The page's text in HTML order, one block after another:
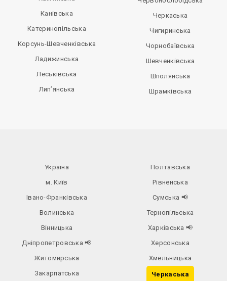
Канівська
Катеринопільська
Корсунь-Шевченківська
Ладижинська
Леськівська
Лип’янська
Черкаська
Чигиринська
Чорнобаївська
Шевченківська
Шполянська
Шрамківська
Україна
м. Київ
Івано-Франківська
Волинська
Вінницька
Дніпропетровська📢
Житомирська
Закарпатська
Полтавська
Рівненська
Сумська 📢
Тернопільська
Харківська 📢
Херсонська
Хмельницька
Черкаська